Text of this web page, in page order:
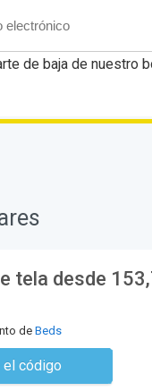
de baja de nuestro
tela desde
de Beds
el código
ningún código